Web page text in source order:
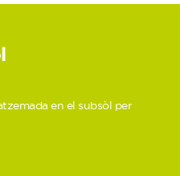
en el subsòl per